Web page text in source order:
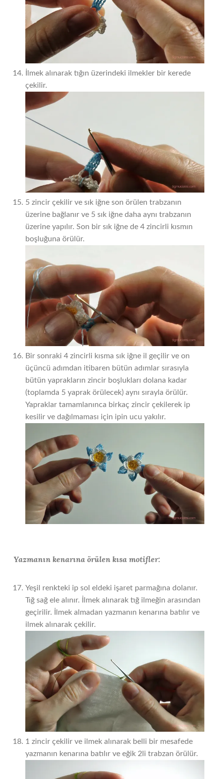
İlmek alınarak tığın üzerindeki ilmekler bir kerede
çekilir.
5 zincir çekilir ve sık iğne son örülen trabzanın
üzerine bağlanır ve 5 sık iğne daha aynı trabzanın
üzerine yapılır. Son bir sık iğne de 4 zincirli kısmın
boşluğuna örülür.
Bir sonraki 4 zincirli kısma sık iğne il geçilir ve on
üçüncü adımdan itibaren bütün adımlar sırasıyla
bütün yaprakların zincir boşlukları dolana kadar
(toplamda 5 yaprak örülecek) aynı sırayla örülür.
Yapraklar tamamlanınca birkaç zincir çekilerek ip
kesilir ve dağılmaması için ipin ucu yakılır.
Yazmanın kenarına örülen kısa motifler:
Yeşil renkteki ip sol eldeki işaret parmağına dolanır.
Tığ sağ ele alınır. İlmek alınarak tığ ilmeğin arasından
geçirilir. İlmek almadan yazmanın kenarına batılır ve
ilmek alınarak çekilir.
1 zincir çekilir ve ilmek alınarak belli bir mesafede
yazmanın kenarına batılır ve eğik 2li trabzan örülür.